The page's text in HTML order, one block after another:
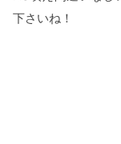
下さいね！